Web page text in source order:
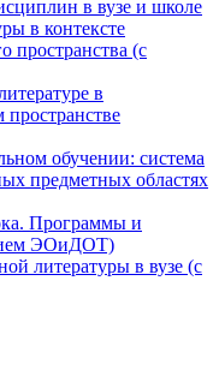
в вузе и школе
в контексте
пространства (с
в
обучении: система
предметных областях
Программы и
ЭОиДОТ)
литературы в вузе (с